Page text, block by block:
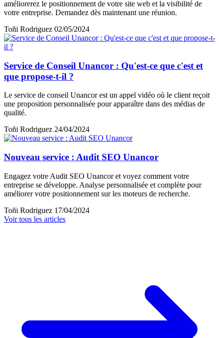
améliorerez le positionnement de votre site web et la visibilité de
votre entreprise. Demandez dès maintenant une réunion.
Toñi Rodriguez 02/05/2024
Service de Conseil Unancor : Qu'est-ce que c'est et
que propose-t-il ?
Le service de conseil Unancor est un appel vidéo où le client reçoit
une proposition personnalisée pour apparaître dans des médias de
qualité.
Toñi Rodriguez 24/04/2024
Nouveau service : Audit SEO Unancor
Engagez votre Audit SEO Unancor et voyez comment votre
entreprise se développe. Analyse personnalisée et complète pour
améliorer votre positionnement sur les moteurs de recherche.
Toñi Rodriguez 17/04/2024
Voir tous les articles